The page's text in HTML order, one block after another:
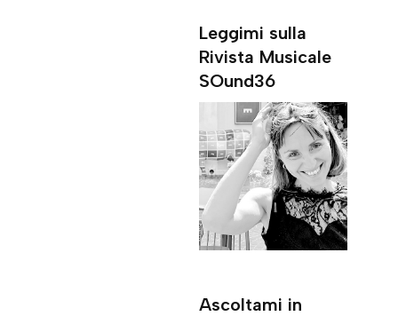
Leggimi sulla
Rivista Musicale
SOund36
Ascoltami in